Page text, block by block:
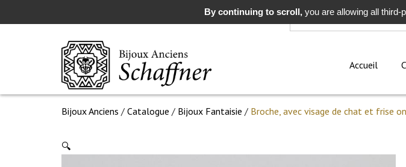
Rechercher
Accueil
Bijoux Anciens / Catalogue / Bijoux Fantaisie / Broche, avec visage de chat et frise
🔍
By continuing to scroll,you are allowing all third-